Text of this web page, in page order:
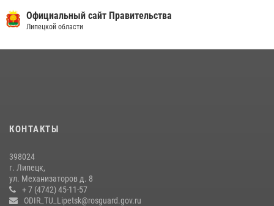
24 июля 2026, 14:32 1
17 июля 2026, 12:26
вневедомственной охраны Росгвардии за первое полугодие
15 июля 2026, 14:58
Официальный сайт Правительства
Липецкой области
КОНТАКТЫ
398024
г. Липецк,
ул. Механизаторов д. 8
+ 7 (4742) 45-11-57
ODIR_TU_Lipetsk@rosguard.gov.ru